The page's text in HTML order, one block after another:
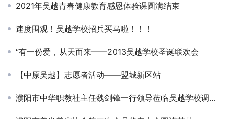
2021年吴越青春健康教育感恩体验课圆满结束
速度围观！吴越学校招兵买马啦！！！
“有一份爱，从天而来——2013吴越学校圣诞联欢会
【中原吴越】志愿者活动——盟城新区站
濮阳市中华职教社主任魏剑锋一行领导莅临吴越学校调研指导工作